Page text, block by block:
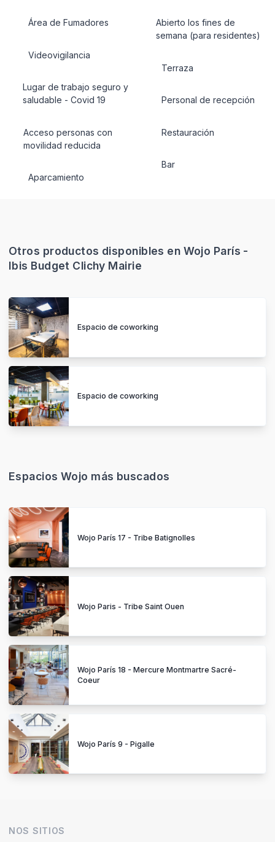
Área de Fumadores
Videovigilancia
Lugar de trabajo seguro y
saludable - Covid 19
Acceso personas con
movilidad reducida
Aparcamiento
Abierto los fines de
semana (para residentes)
Terraza
Personal de recepción
Restauración
Bar
Otros productos disponibles en Wojo París -
Ibis Budget Clichy Mairie
Espacio de coworking
Espacio de coworking
Espacios Wojo más buscados
Wojo París 17 - Tribe Batignolles
Wojo Paris - Tribe Saint Ouen
Wojo París 18 - Mercure Montmartre Sacré-
Coeur
Wojo París 9 - Pigalle
NOS SITIOS